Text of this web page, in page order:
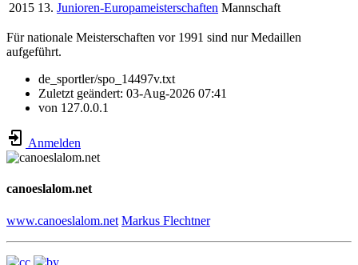
2015 13. Junioren-Europameisterschaften Mannschaft
Für nationale Meisterschaften vor 1991 sind nur Medaillen
aufgeführt.
de_sportler/spo_14497v.txt
Zuletzt geändert: 03-Aug-2026 07:41
von 127.0.0.1
Anmelden
canoeslalom.net
www.canoeslalom.net Markus Flechtner